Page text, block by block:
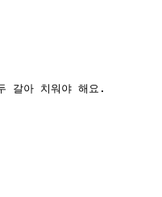
갈아 치워야 해요.